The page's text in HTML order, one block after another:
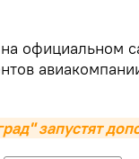
официальном
запустят